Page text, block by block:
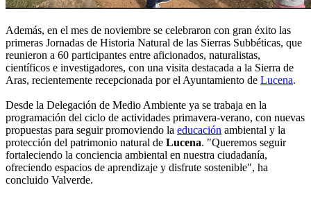
Además, en el mes de noviembre se celebraron con gran éxito las
primeras Jornadas de Historia Natural de las Sierras Subbéticas, que
reunieron a 60 participantes entre aficionados, naturalistas,
científicos e investigadores, con una visita destacada a la Sierra de
Aras, recientemente recepcionada por el Ayuntamiento de Lucena.
Desde la Delegación de Medio Ambiente ya se trabaja en la
programación del ciclo de actividades primavera-verano, con nuevas
propuestas para seguir promoviendo la educación ambiental y la
protección del patrimonio natural de Lucena. "Queremos seguir
fortaleciendo la conciencia ambiental en nuestra ciudadanía,
ofreciendo espacios de aprendizaje y disfrute sostenible", ha
concluido Valverde.